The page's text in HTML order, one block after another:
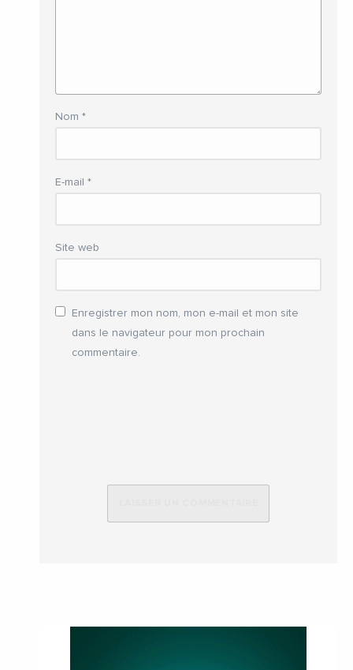
Nom *
E-mail *
Site web
Enregistrer mon nom, mon e-mail et mon site
dans le navigateur pour mon prochain
commentaire.